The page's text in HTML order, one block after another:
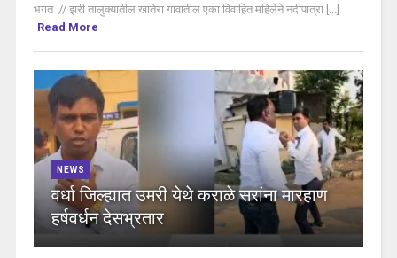
भगत // झरी तालुक्यातील खातेरा गावातील एका विवाहित महिलेने नदीपात्रा [...]
Read More
NEWS
वर्धा जिल्ह्यात उमरी येथे कराळे सरांना मारहाण
हर्षवर्धन देसभ्रतार